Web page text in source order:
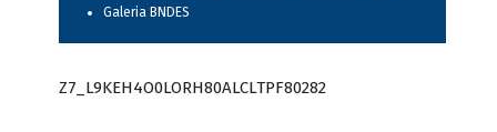
Galeria BNDES
Z7_L9KEH4O0LORH80ALCLTPF80282